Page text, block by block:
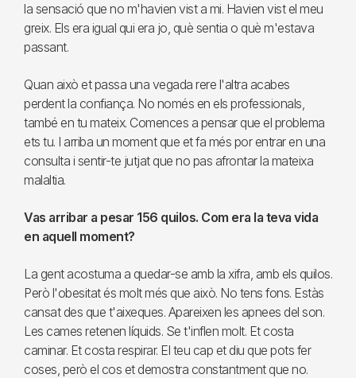
la sensació que no m'havien vist a mi. Havien vist el meu
greix. Els era igual qui era jo, què sentia o què m'estava
passant.
Quan això et passa una vegada rere l'altra acabes
perdent la confiança. No només en els professionals,
també en tu mateix. Comences a pensar que el problema
ets tu. I arriba un moment que et fa més por entrar en una
consulta i sentir-te jutjat que no pas afrontar la mateixa
malaltia.
Vas arribar a pesar 156 quilos. Com era la teva vida
en aquell moment?
La gent acostuma a quedar-se amb la xifra, amb els quilos.
Però l'obesitat és molt més que això. No tens fons. Estàs
cansat des que t'aixeques. Apareixen les apnees del son.
Les cames retenen líquids. Se t'inflen molt. Et costa
caminar. Et costa respirar. El teu cap et diu que pots fer
coses, però el cos et demostra constantment que no.